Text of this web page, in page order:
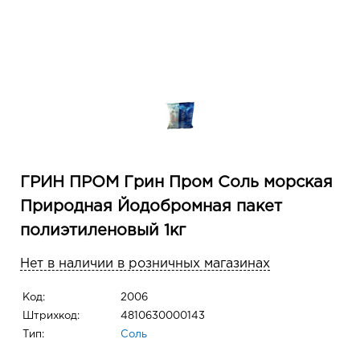
ГРИН ПРОМ Грин Пром Соль морская
Природная Йодобромная пакет
полиэтиленовый 1кг
Нет в наличии в розничных магазинах
Код: 2006
Штрихкод: 4810630000143
Тип: Соль